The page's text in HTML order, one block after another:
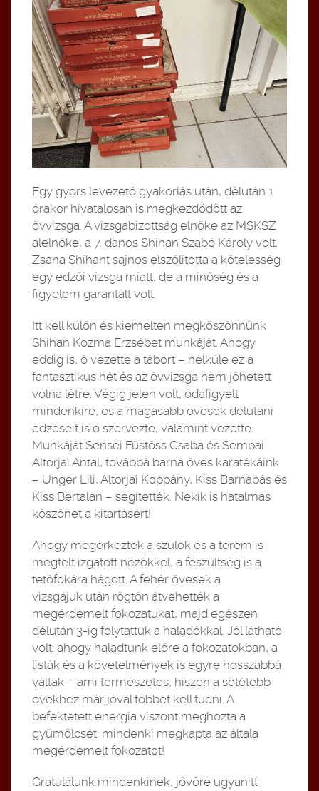
Egy gyors levezető gyakorlás után, délután 1
órakor hivatalosan is megkezdődött az
övvizsga. A vizsgabizottság elnöke az MSKSZ
alelnöke, a 7. danos Shihan Szabó Károly volt.
Zsana Shihant sajnos elszólította a kötelesség
egy edzői vizsga miatt, de a minőség és a
figyelem garantált volt.
Itt kell külön és kiemelten megköszönnünk
Shihan Kozma Erzsébet munkáját. Ahogy
eddig is, ő vezette a tábort – nélküle ez a
fantasztikus hét és az övvizsga nem jöhetett
volna létre. Végig jelen volt, odafigyelt
mindenkire, és a magasabb övesek délutáni
edzéseit is ő szervezte, valamint vezette.
Munkáját Sensei Füstöss Csaba és Sempai
Altorjai Antal, továbbá barna öves karatékáink
– Unger Lili, Altorjai Koppány, Kiss Barnabás és
Kiss Bertalan – segítették. Nekik is hatalmas
köszönet a kitartásért!
Ahogy megérkeztek a szülők és a terem is
megtelt izgatott nézőkkel, a feszültség is a
tetőfokára hágott. A fehér övesek a
vizsgájuk után rögtön átvehették a
megérdemelt fokozatukat, majd egészen
délután 3-ig folytattuk a haladókkal. Jól látható
volt: ahogy haladtunk előre a fokozatokban, a
listák és a követelmények is egyre hosszabbá
váltak – ami természetes, hiszen a sötétebb
övekhez már jóval többet kell tudni. A
befektetett energia viszont meghozta a
gyümölcsét: mindenki megkapta az általa
megérdemelt fokozatot!
Gratulálunk mindenkinek, jövőre ugyanitt